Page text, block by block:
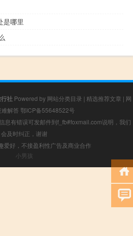
是哪里
社 Powered by 网站分类目录 | 精选推荐文章 | 网
难解答 鄂ICP备55648522号
息有错误可发邮件到f_fb#foxmail.com说明，我们
会及时纠正，谢谢
爱好，不接盈利性广告及商业合作
小男孩